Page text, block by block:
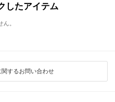
したアイテム
。
関するお問い合わせ